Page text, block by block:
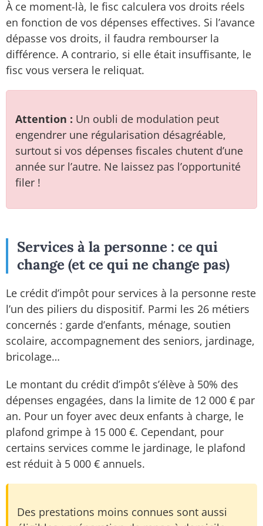
À ce moment-là, le fisc calculera vos droits réels
en fonction de vos dépenses effectives. Si l’avance
dépasse vos droits, il faudra rembourser la
différence. A contrario, si elle était insuffisante, le
fisc vous versera le reliquat.
Attention : Un oubli de modulation peut
engendrer une régularisation désagréable,
surtout si vos dépenses fiscales chutent d’une
année sur l’autre. Ne laissez pas l’opportunité
filer !
Services à la personne : ce qui
change (et ce qui ne change pas)
Le crédit d’impôt pour services à la personne reste
l’un des piliers du dispositif. Parmi les 26 métiers
concernés : garde d’enfants, ménage, soutien
scolaire, accompagnement des seniors, jardinage,
bricolage…
Le montant du crédit d’impôt s’élève à 50% des
dépenses engagées, dans la limite de 12 000 € par
an. Pour un foyer avec deux enfants à charge, le
plafond grimpe à 15 000 €. Cependant, pour
certains services comme le jardinage, le plafond
est réduit à 5 000 € annuels.
Des prestations moins connues sont aussi